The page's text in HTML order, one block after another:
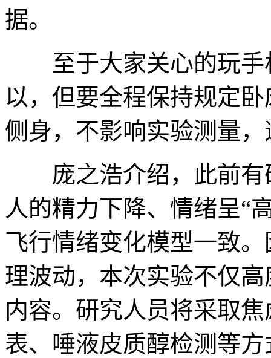
据。
至于大家关心的玩手
以，但要全程保持规定
侧身，不影响实验测量
庞之浩介绍，此前有
人的精力下降、情绪呈
飞行情绪变化模型一致
理波动，本次实验不仅
内容。研究人员将采取
表、唾液皮质醇检测等